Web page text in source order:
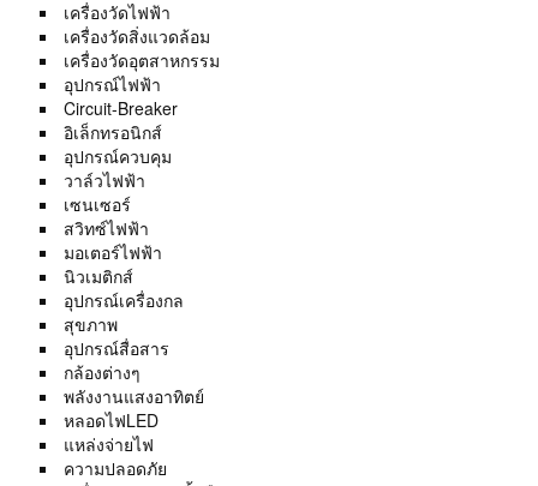
เครื่องวัดไฟฟ้า
เครื่องวัดสิ่งแวดล้อม
เครื่องวัดอุตสาหกรรม
อุปกรณ์ไฟฟ้า
Circuit-Breaker
อิเล็กทรอนิกส์
อุปกรณ์ควบคุม
วาล์วไฟฟ้า
เซนเซอร์
สวิทซ์ไฟฟ้า
มอเตอร์ไฟฟ้า
นิวเมติกส์
อุปกรณ์เครื่องกล
สุขภาพ
อุปกรณ์สื่อสาร
กล้องต่างๆ
พลังงานแสงอาทิตย์
หลอดไฟLED
แหล่งจ่ายไฟ
ความปลอดภัย